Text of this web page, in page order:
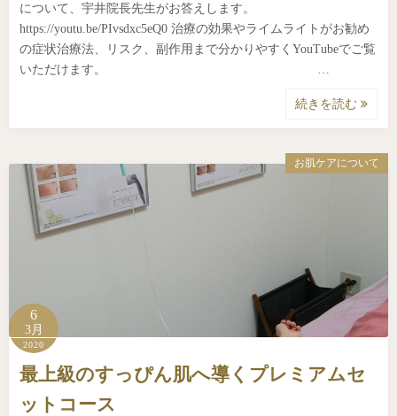
について、宇井院長先生がお答えします。
https://youtu.be/PIvsdxc5eQ0 治療の効果やライムライトがお勧め
の症状治療法、リスク、副作用まで分かりやすくYouTubeでご覧
いただけます。 …
続きを読む
お肌ケアについて
6
3月
2020
最上級のすっぴん肌へ導くプレミアムセ
ットコース